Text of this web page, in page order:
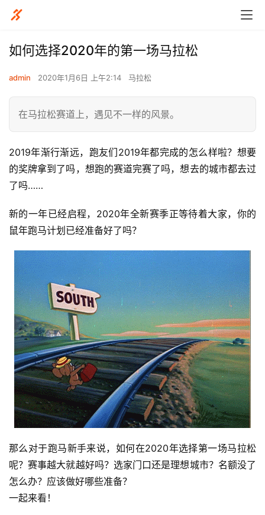
如何选择2020年的第一场马拉松
admin 2020年1月6日 上午2:14 马拉松
在马拉松赛道上，遇见不一样的风景。
2019年渐行渐远，跑友们2019年都完成的怎么样啦？想要
的奖牌拿到了吗，想跑的赛道完赛了吗，想去的城市都去过
了吗……
新的一年已经启程，2020年全新赛季正等待着大家，你的
鼠年跑马计划已经准备好了吗？
那么对于跑马新手来说，如何在2020年选择第一场马拉松
呢？赛事越大就越好吗？选家门口还是理想城市？名额没了
怎么办？应该做好哪些准备？
一起来看！